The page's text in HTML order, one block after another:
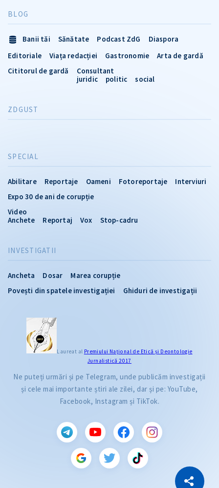
INVESTIGATII
Ancheta Dosar
Marea corupție
Povești din spatele investigației
Ghiduri de investigații
SPECIAL
Abilitare Reportaje Oameni Fotoreportaje
Interviuri
Expo 30 de ani de corupție
Video
Anchete
Reportaj Vox Stop-cadru
BLOG
Banii tăi Sănătate Podcast ZdG
Diaspora
Editoriale
Viața redacției Gastronomie
Arta de gardă
Cititorul de gardă
Consultant
juridic
politic social
ZDGUST
Laureat al Premiului Naţional de Etică și Deontologie
Jurnalistică 2017
Ne puteți urmări și pe Telegram, unde publicăm investigații
și cele mai importante știri ale zilei, dar și pe: YouTube,
Facebook, Instagram și TikTok.